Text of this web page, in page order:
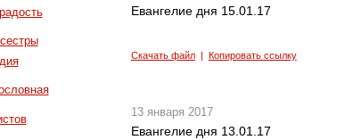
Евангелие дня 15.01.17
Скачать файл| Копировать ссылку
13 января 2017
Евангелие дня 13.01.17